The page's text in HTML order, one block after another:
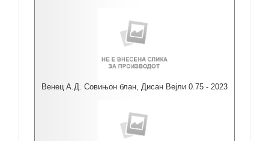
Венец А.Д. Совињон блан, Дисан Вејли 0.75 - 2023